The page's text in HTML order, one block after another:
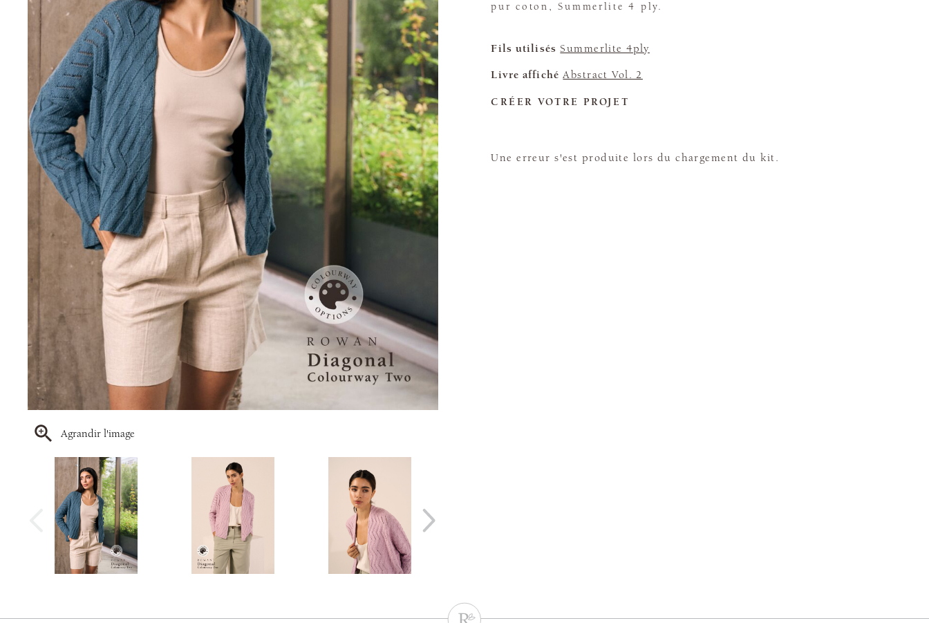
Agrandir l'image
pur coton, Summerlite 4 ply.
Fils utilisés Summerlite 4ply
Livre affiché Abstract Vol. 2
CRÉER VOTRE PROJET
Une erreur s'est produite lors du chargement du kit.